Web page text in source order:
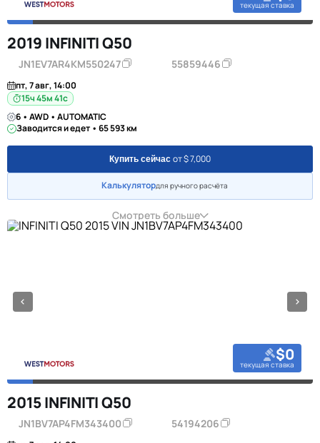
текущая ставка
2019 INFINITI Q50
JN1EV7AR4KM550247 55859446
пт, 7 авг, 14:00
15ч 45м 40с
6 • AWD • AUTOMATIC
Заводится и едет • 65 593 км
Купить сейчас от $ 7,000
Калькулятордля ручного расчёта
Смотреть больше
$0
текущая ставка
2015 INFINITI Q50
JN1BV7AP4FM343400 54194206